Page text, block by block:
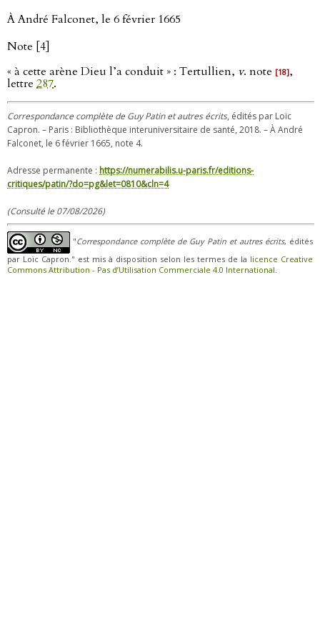
À André Falconet, le 6 février 1665
Note [4]
« à cette arène Dieu l’a conduit » : Tertullien, v. note [18],
lettre 287.
Correspondance complète de Guy Patin et autres écrits, édités par Loïc
Capron. – Paris : Bibliothèque interuniversitaire de santé, 2018. – À André
Falconet, le 6 février 1665, note 4.
Adresse permanente : https://numerabilis.u-paris.fr/editions-
critiques/patin/?do=pg&let=0810&cln=4
(Consulté le 07/08/2026)
"Correspondance complète de Guy Patin et autres écrits, édités
par Loïc Capron." est mis à disposition selon les termes de la licence Creative
Commons Attribution - Pas d’Utilisation Commerciale 4.0 International.